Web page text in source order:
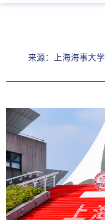
来源：上海海事大学